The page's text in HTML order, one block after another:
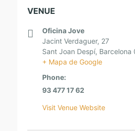
VENUE
Oficina Jove
Jacint Verdaguer, 27
Sant Joan Despí, Barcelona
+ Mapa de Google
Phone:
93 477 17 62
Visit Venue Website